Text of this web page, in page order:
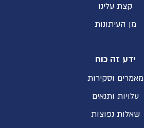
קצת עלינו
מן העיתונות
ידע זה כוח
מאמרים וסקירות
עלויות ותנאים
שאלות נפוצות